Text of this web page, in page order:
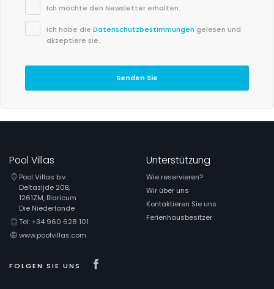
Ich möchte den Newsletter erhalten.
Ich habe die Datenschutzbestimmungen gelesen und
akzeptiere sie.
Senden Sie
Pool Villas
Pool Villas b.v.
Deltazijde 20B,
1261ZM, Blaricum
Die Niederlande
Tel: +34 960 628 101
www.poolvillas.com
FOLGEN SIE UNS
Unterstützung
Wie reservieren?
Wir über uns
Kontaktieren Sie uns
Ferienhausbesitzer